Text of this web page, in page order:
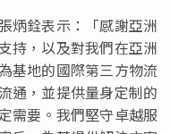
炳銓表示：「感謝亞洲
持，以及對我們在亞洲
基地的國際第三方物流
通，並提供量身定制的
需要。我們堅守卓越服